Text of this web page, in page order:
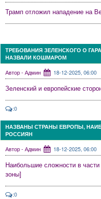
Трамп отложил нападение на
ТРЕБОВАНИЯ ЗЕЛЕНСКОГО О
НАЗВАЛИ КОШМАРОМ
Автор - Админ 18-12-2025, 06:00
Зеленский и европейские
:0
НАЗВАНЫ СТРАНЫ ЕВРОПЫ,
РОССИЯН
Автор - Админ 18-12-2025, 06:00
Наибольшие сложности в
зоны]
:0